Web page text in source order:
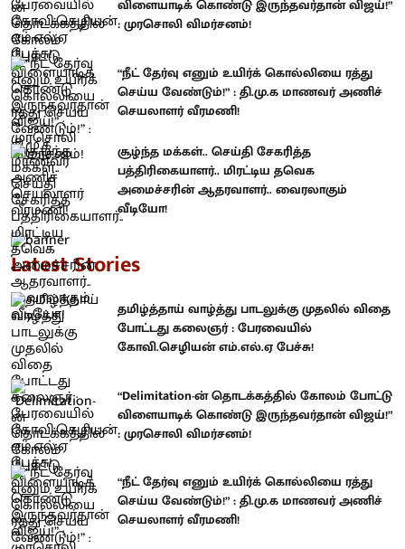
விளையாடிக் கொண்டு இருந்தவர்தான் விஜய்!”
: முரசொலி விமர்சனம்!
“நீட் தேர்வு எனும் உயிர்க் கொல்லியை ரத்து
செய்ய வேண்டும்!” : தி.மு.க மாணவர் அணிச்
செயலாளர் வீரமணி!
சூழ்ந்த மக்கள்.. செய்தி சேகரித்த
பத்திரிகையாளர்.. மிரட்டிய தவெக
அமைச்சரின் ஆதரவாளர்.. வைரலாகும்
வீடியோ!
Latest Stories
தமிழ்த்தாய் வாழ்த்து பாடலுக்கு முதலில் விதை
போட்டது கலைஞர் : பேரவையில்
கோவி.செழியன் எம்.எல்.ஏ பேச்சு!
“Delimitation-ன் தொடக்கத்தில் கோலம் போட்டு
விளையாடிக் கொண்டு இருந்தவர்தான் விஜய்!”
: முரசொலி விமர்சனம்!
“நீட் தேர்வு எனும் உயிர்க் கொல்லியை ரத்து
செய்ய வேண்டும்!” : தி.மு.க மாணவர் அணிச்
செயலாளர் வீரமணி!